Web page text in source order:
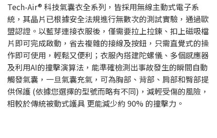
Tech-Air® 科技氣囊衣全系列，皆採用無線主動式電子系
統，其晶片已根據安全法規進行無數次的測試實驗，通過歐
盟認證。以藍芽連接衣服後，僅需要拉上拉鍊、扣上磁吸檔
片即可完成啟動，省去複雜的接線及按鈕，只需直覺式的操
作即可使用，輕鬆又便利；衣服內搭建陀螺儀、多個感應器
及利用AI的撞擊演算法，能準確檢測出事故發生的瞬間自動
觸發氣囊，一旦氣囊充氣，可為胸部、背部、肩部和臀部提
供保護 (依據您選擇的型號而略有不同)，減輕受傷的風險，
相較於傳統被動式護具 更能減少約 90% 的撞擊力。